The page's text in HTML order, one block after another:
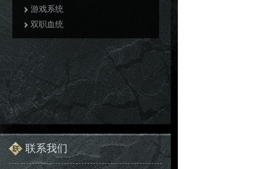
游戏系统
双职血统
联系我们